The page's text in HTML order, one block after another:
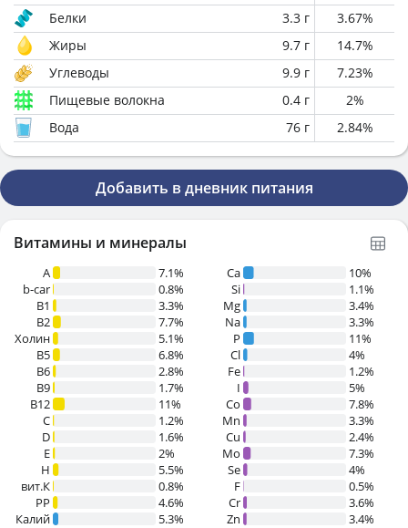
Белки
3.3 г 3.67%
Жиры
9.7 г 14.7%
Углеводы
9.9 г 7.23%
Пищевые волокна
0.4 г 2%
Вода
76 г 2.84%
Добавить в дневник питания
Витамины и минералы
A
7.1%
b-car
0.8%
В1
3.3%
B2
7.7%
Холин
5.1%
B5
6.8%
B6
2.8%
B9
1.7%
B12
11%
C
1.2%
D
1.6%
E
2%
H
5.5%
вит.К
0.8%
PP
4.6%
Калий
5.3%
Ca
10%
Si
1.1%
Mg
3.4%
Na
3.3%
P
11%
Cl
4%
Fe
1.2%
I
5%
Co
7.8%
Mn
3.3%
Cu
2.4%
Mo
7.3%
Se
4%
F
0.5%
Cr
3.6%
Zn
3.4%